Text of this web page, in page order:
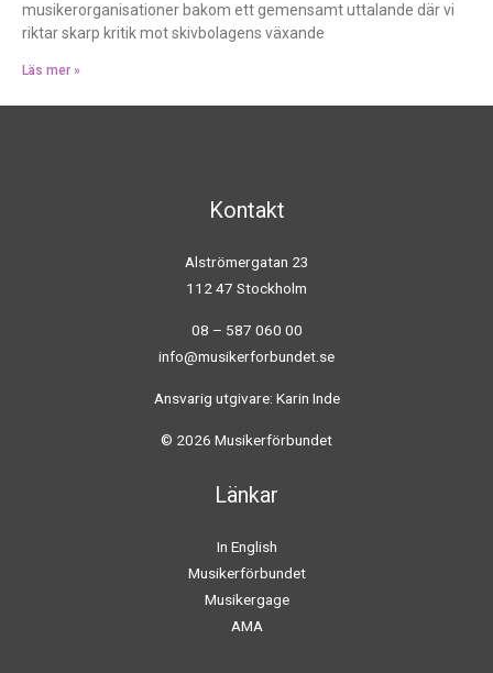
musikerorganisationer bakom ett gemensamt uttalande där vi
riktar skarp kritik mot skivbolagens växande
Läs mer »
Kontakt
Alströmergatan 23
112 47 Stockholm
08 – 587 060 00
info@musikerforbundet.se
Ansvarig utgivare: Karin Inde
© 2026 Musikerförbundet
Länkar
In English
Musikerförbundet
Musikergage
AMA